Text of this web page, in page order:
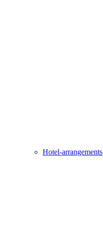
Hotel-arrangements